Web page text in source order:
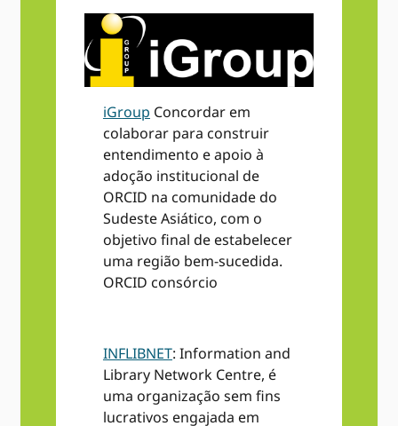
iGroup Concordar em
colaborar para construir
entendimento e apoio à
adoção institucional de
ORCID na comunidade do
Sudeste Asiático, com o
objetivo final de estabelecer
uma região bem-sucedida.
ORCID consórcio
INFLIBNET: Information and
Library Network Centre, é
uma organização sem fins
lucrativos engajada em